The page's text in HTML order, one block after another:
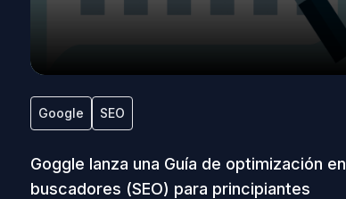
Google SEO
Goggle lanza una Guía de optimización en
buscadores (SEO) para principiantes